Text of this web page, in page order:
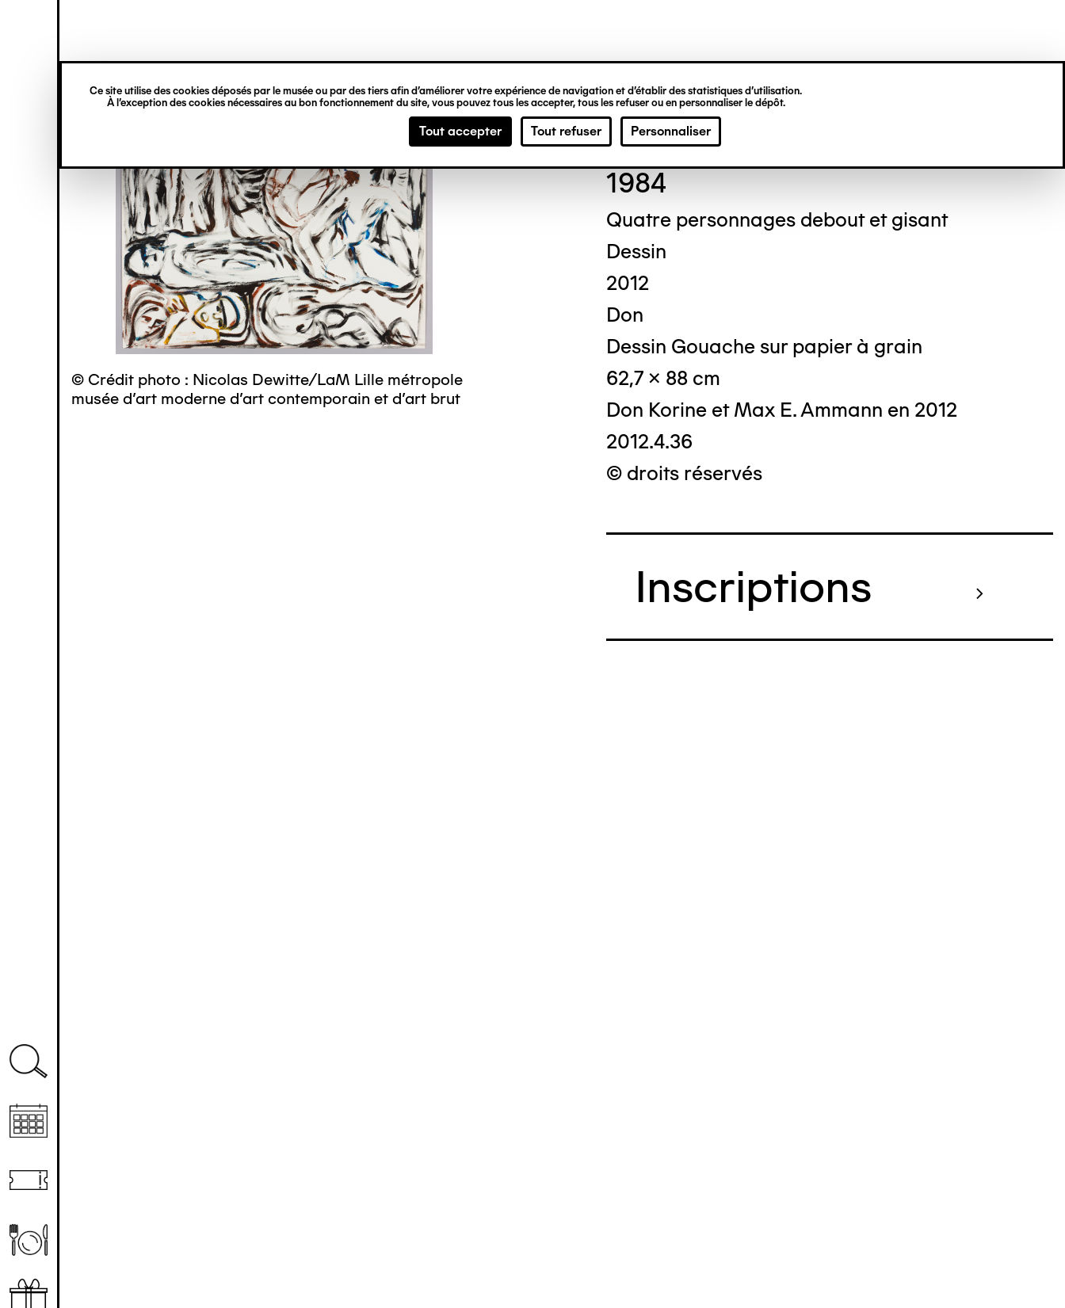
Ce site utilise des cookies déposés par le musée ou par des tiers afin d’améliorer votre expérience de navigation et d’établir des statistiques d’utilisation.
À l’exception des cookies nécessaires au bon fonctionnement du site, vous pouvez tous les accepter, tous les refuser ou en personnaliser le dépôt.
Tout accepter Tout refuser Personnaliser
principal
verticale
© Crédit photo : Nicolas Dewitte/LaM Lille métropole
musée d’art moderne d’art contemporain et d’art brut
Otto GILLI
1984
Quatre personnages debout et gisant
Dessin
2012
Don
Dessin Gouache sur papier à grain
62,7 x 88 cm
Don Korine et Max E. Ammann en 2012
2012.4.36
© droits réservés
Inscriptions